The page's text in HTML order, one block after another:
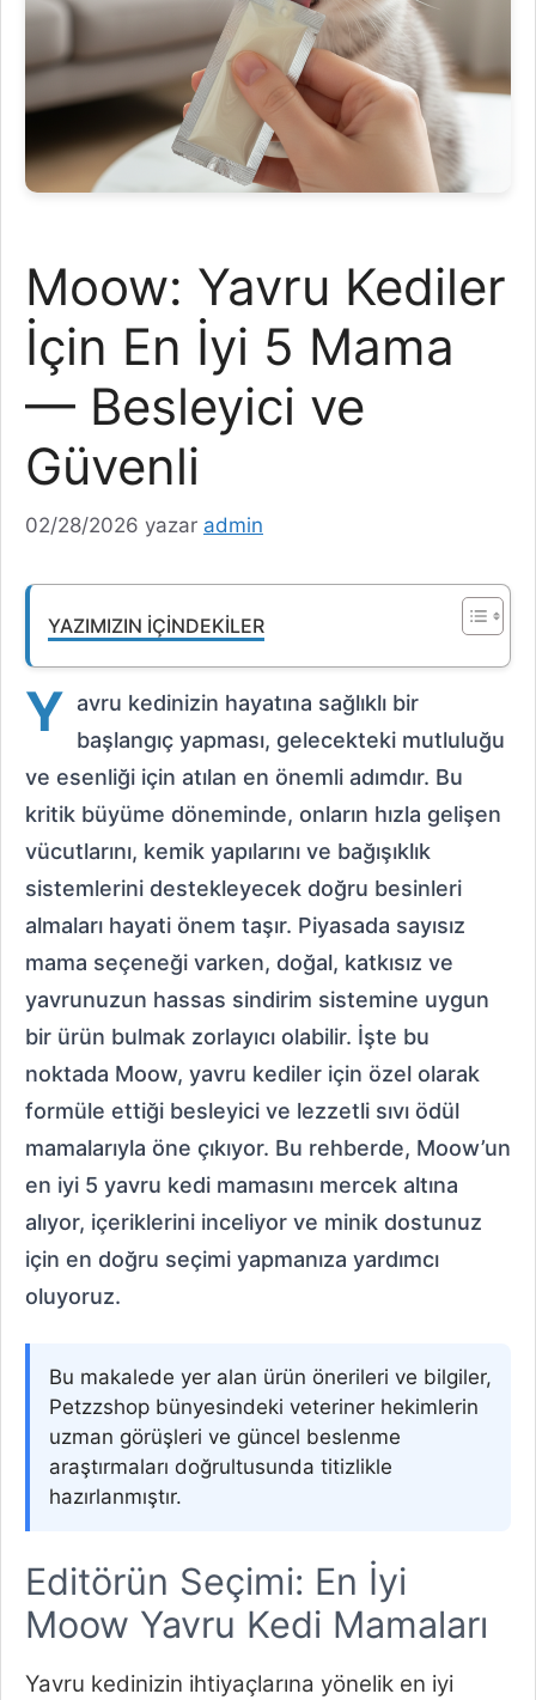
Moow: Yavru Kediler
İçin En İyi 5 Mama
— Besleyici ve
Güvenli
02/28/2026 yazar admin
YAZIMIZIN İÇINDEKILER
Y avru kedinizin hayatına sağlıklı bir
başlangıç yapması, gelecekteki mutluluğu
ve esenliği için atılan en önemli adımdır. Bu
kritik büyüme döneminde, onların hızla gelişen
vücutlarını, kemik yapılarını ve bağışıklık
sistemlerini destekleyecek doğru besinleri
almaları hayati önem taşır. Piyasada sayısız
mama seçeneği varken, doğal, katkısız ve
yavrunuzun hassas sindirim sistemine uygun
bir ürün bulmak zorlayıcı olabilir. İşte bu
noktada Moow, yavru kediler için özel olarak
formüle ettiği besleyici ve lezzetli sıvı ödül
mamalarıyla öne çıkıyor. Bu rehberde, Moow’un
en iyi 5 yavru kedi mamasını mercek altına
alıyor, içeriklerini inceliyor ve minik dostunuz
için en doğru seçimi yapmanıza yardımcı
oluyoruz.
Bu makalede yer alan ürün önerileri ve bilgiler,
Petzzshop bünyesindeki veteriner hekimlerin
uzman görüşleri ve güncel beslenme
araştırmaları doğrultusunda titizlikle
hazırlanmıştır.
Editörün Seçimi: En İyi
Moow Yavru Kedi Mamaları
Yavru kedinizin ihtiyaçlarına yönelik en iyi